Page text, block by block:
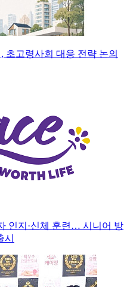
초고령사회 대응 전략 논의
인지·신체 훈련… 시니어 방
시